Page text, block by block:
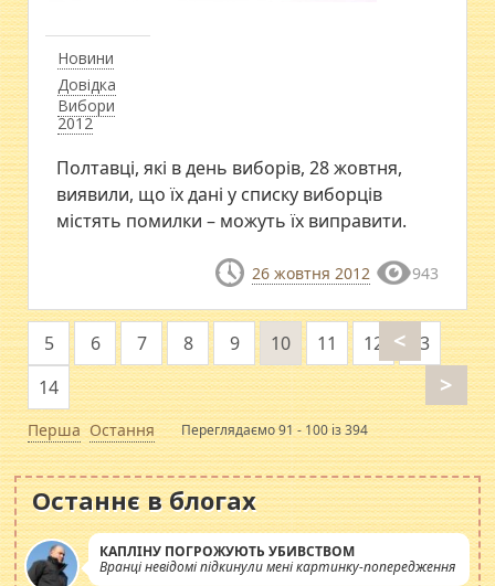
Новини
Довідка
Вибори
2012
Полтавці, які в день виборів, 28 жовтня,
виявили, що їх дані у списку виборців
містять помилки – можуть їх виправити.
26 жовтня 2012 943
Перша
<
5 6 7 8 9 10 11 12
13
14
>
Остання Переглядаємо 91 - 100 із 394
Останнє в блогах
КАПЛІНУ ПОГРОЖУЮТЬ УБИВСТВОМ
Вранці невідомі підкинули мені картинку-попередження